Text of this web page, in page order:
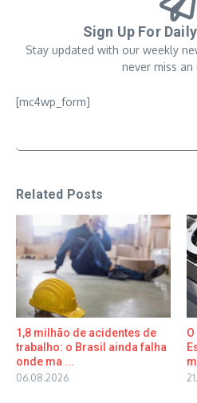
Sign Up For
Stay updated with our weekly
never miss an
[mc4wp_form]
Related Posts
1,8 milhão de acidentes de
trabalho: o Brasil ainda falha
onde ma ...
06.08.2026